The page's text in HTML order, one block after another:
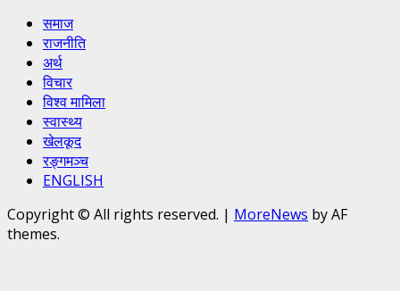
समाज
राजनीति
अर्थ
विचार
विश्व मामिला
स्वास्थ्य
खेलकूद
रङ्गमञ्च
ENGLISH
Copyright © All rights reserved. | MoreNews by AF
themes.